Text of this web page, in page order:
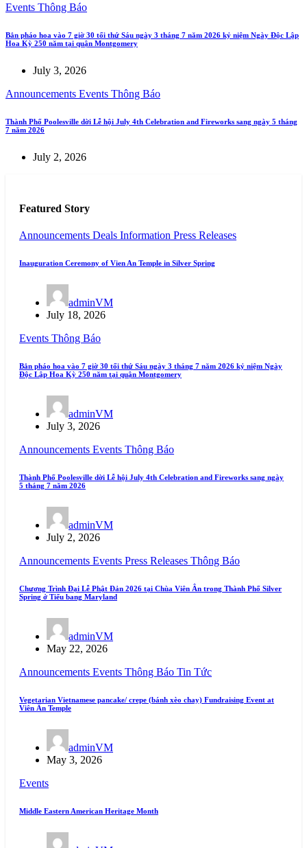
Events Thông Báo
Bắn pháo hoa vào 7 giờ 30 tối thứ Sáu ngày 3 tháng 7 năm 2026 kỷ niệm Ngày Độc Lập
Hoa Kỳ 250 năm tại quận Montgomery
July 3, 2026
Announcements Events Thông Báo
Thành Phố Poolesville dời Lễ hội July 4th Celebration and Fireworks sang ngày 5 tháng
7 năm 2026
July 2, 2026
Featured Story
Announcements Deals Information Press Releases
Inauguration Ceremony of Vien An Temple in Silver Spring
adminVM
July 18, 2026
Events Thông Báo
Bắn pháo hoa vào 7 giờ 30 tối thứ Sáu ngày 3 tháng 7 năm 2026 kỷ niệm Ngày
Độc Lập Hoa Kỳ 250 năm tại quận Montgomery
adminVM
July 3, 2026
Announcements Events Thông Báo
Thành Phố Poolesville dời Lễ hội July 4th Celebration and Fireworks sang ngày
5 tháng 7 năm 2026
adminVM
July 2, 2026
Announcements Events Press Releases Thông Báo
Chương Trình Đại Lễ Phật Đản 2026 tại Chùa Viên Ân trong Thành Phố Silver
Spring ở Tiểu bang Maryland
adminVM
May 22, 2026
Announcements Events Thông Báo Tin Tức
Vegetarian Vietnamese pancake/ crepe (bánh xèo chay) Fundraising Event at
Viên Ân Temple
adminVM
May 3, 2026
Events
Middle Eastern American Heritage Month